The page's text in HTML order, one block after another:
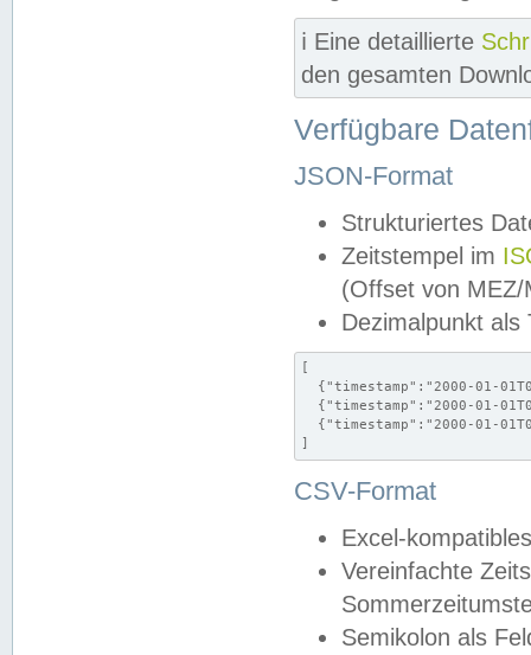
ℹ️ Eine detaillierte
den gesamten
Verfügbare
JSON-Format
Strukturiertes
Zeitstempel im
(Offset von MEZ/
Dezimalpunkt als
[
{"timestamp":"2000-01-
{"timestamp":"2000-01-
{"timestamp":"2000-01-
]
CSV-Format
Excel-
Vereinfachte
Semikolon als